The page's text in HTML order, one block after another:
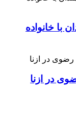
با خانواده
در ازنا